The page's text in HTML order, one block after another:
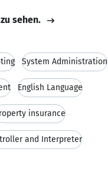
sehen.
System Administration
English Language
insurance
and Interpreter